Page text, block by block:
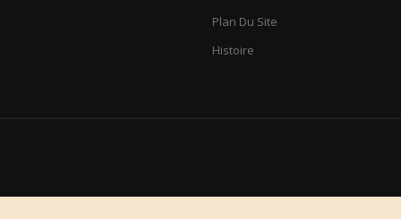
Plan Du Site
Histoire